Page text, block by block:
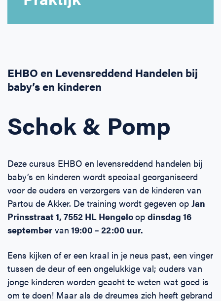
BHV voor Primair Onderwijs
EHBO voor Sportclubs
Levensreddend handelen voor iedereen
Zakelijk veelgestelde vragen
Direct boeken
Incompany offerte
Inloggen
EHBO en Levensreddend Handelen bij
baby’s en kinderen
Schok & Pomp
Deze cursus EHBO en levensreddend handelen bij
baby’s en kinderen wordt speciaal georganiseerd
voor de ouders en verzorgers van de kinderen van
Partou de Akker. De training wordt gegeven op Jan
Prinsstraat 1, 7552 HL Hengeloop dinsdag 16
september van 19:00 – 22:00 uur.
Eens kijken of er een kraal in je neus past, een vinger
tussen de deur of een ongelukkige val; ouders van
jonge kinderen worden geacht te weten wat goed is
om te doen! Maar als de dreumes zich heeft gebrand